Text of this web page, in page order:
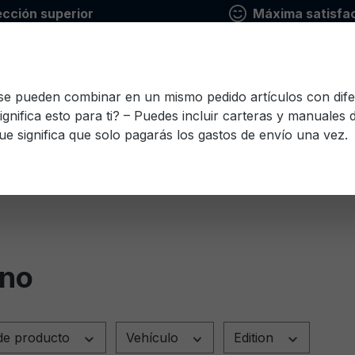
superior Máxima
Finlandés Francés Griego Italiano
producto Vehículo Edition
pueden combinar en un mismo pedido artículos con
esto para ti? – Puedes incluir carteras y manuales
significa que solo pagarás los gastos de envío una vez.